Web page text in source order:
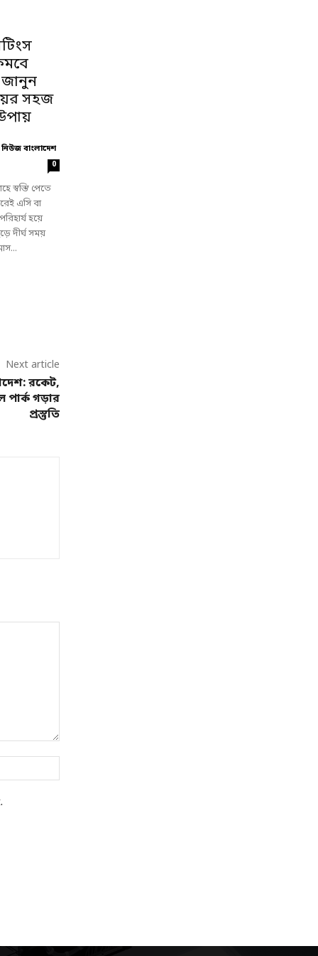
জানুন
সহজ
বাংলাদেশ
0
স্বস্তি পেতে
এসি বা
হয়ে
দীর্ঘ সময়
Next article
রকেট,
পার্ক গড়ার
প্রস্তুতি